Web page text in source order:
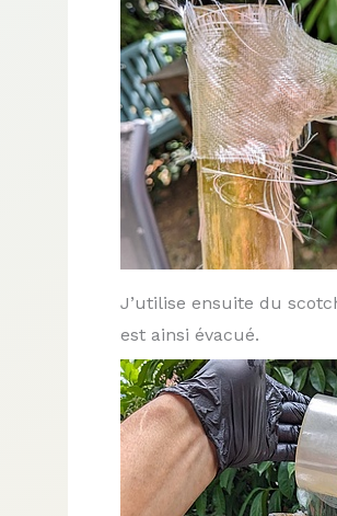
J’utilise ensuite du
est ainsi évacué.